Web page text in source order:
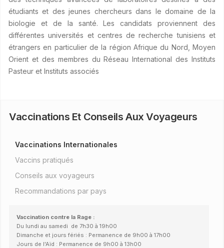
étudiants et des jeunes chercheurs dans le domaine de la
biologie et de la santé. Les candidats proviennent des
différentes universités et centres de recherche tunisiens et
étrangers en particulier de la région Afrique du Nord, Moyen
Orient et des membres du Réseau International des Instituts
Pasteur et Instituts associés
Vaccinations Et Conseils Aux Voyageurs
Vaccinations Internationales
Vaccins pratiqués
Conseils aux voyageurs
Recommandations par pays
Vaccination contre la Rage :
Du lundi au samedi de 7h30 à 19h00
Dimanche et jours fériés : Permanence de 9h00 à 17h00
Jours de l'Aïd : Permanence de 9h00 à 13h00